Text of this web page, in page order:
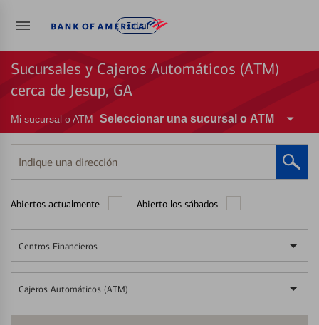
Entrar
Sucursales y Cajeros Automáticos (ATM)
cerca de Jesup, GA
Mi sucursal o ATM Seleccionar una sucursal o ATM
Indique
una
Abiertos actualmente Abierto los sábados
Centros Financieros
Cajeros Automáticos (ATM)